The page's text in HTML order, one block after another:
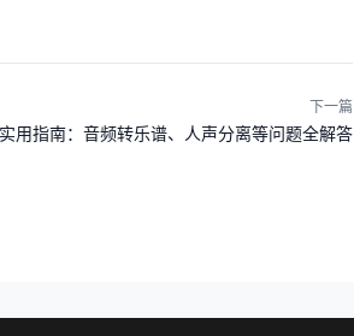
下一篇
用指南：音频转乐谱、人声分离等问题全解答